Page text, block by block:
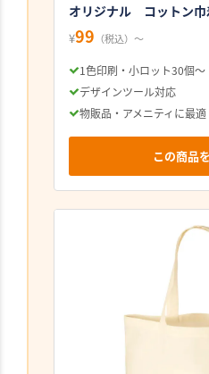
オリジナル コットン
¥99 （税込）〜
1色印刷・小ロット30個〜
デザインツール対応
物販品・アメニティに最適
この商品